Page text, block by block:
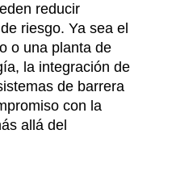
reducir
riesgo. Ya sea el
o una planta de
la integración de
de barrera
con la
allá del